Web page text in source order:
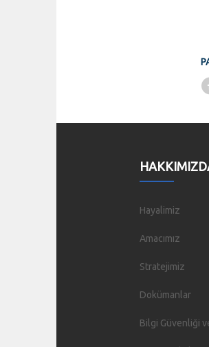
Hayalimiz
Amacımız
Stratejimiz
Dokümanlar
Bilgi Güvenliği